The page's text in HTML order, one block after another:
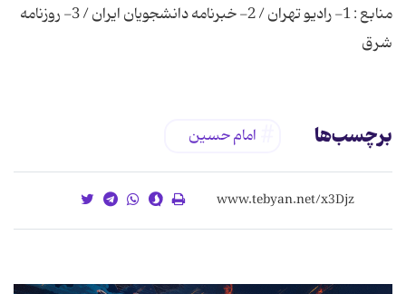
منابع : 1- رادیو تهران / 2- خبرنامه دانشجویان ایران / 3- روزنامه
شرق
برچسب‌ها امام حسین